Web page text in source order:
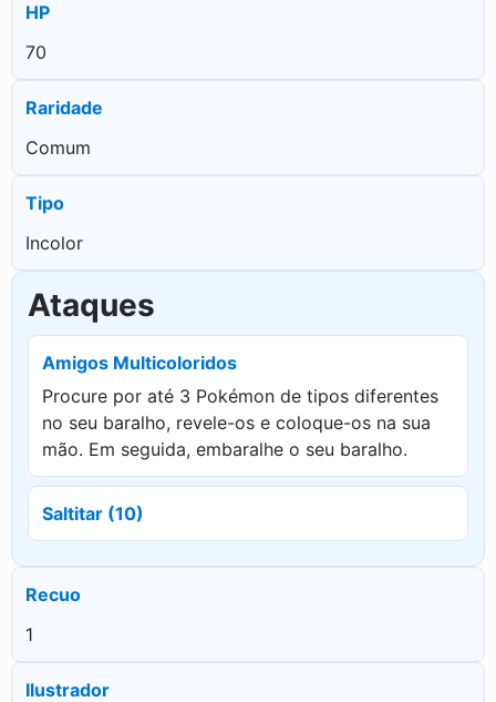
HP
70
Raridade
Comum
Tipo
Incolor
Ataques
Amigos Multicoloridos
Procure por até 3 Pokémon de tipos diferentes
no seu baralho, revele-os e coloque-os na sua
mão. Em seguida, embaralhe o seu baralho.
Saltitar (10)
Recuo
1
Ilustrador